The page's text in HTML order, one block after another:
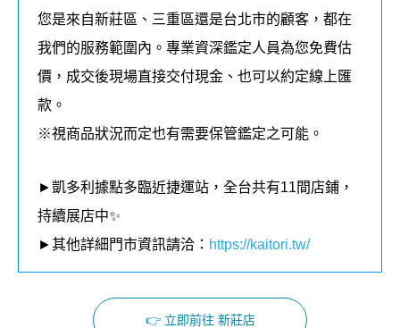
您是來自新莊區、三重區還是台北市的顧客，都在
我們的服務範圍內 。 專業資深鑑定人員為您免費估
價，成交後現場直接交付現金、也可以約定線上匯
款。
※視商品狀況而定也有需要保管鑑定之可能。
►凱多利據點多臨近捷運站，全台共有11間店鋪，
持續展店中✨
►其他詳細門市資訊請洽： https://kaitori.tw/
👉 立即前往 新莊店